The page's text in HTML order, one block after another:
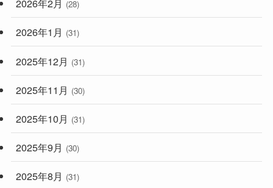
2026年2月 (28)
2026年1月 (31)
2025年12月 (31)
2025年11月 (30)
2025年10月 (31)
2025年9月 (30)
2025年8月 (31)